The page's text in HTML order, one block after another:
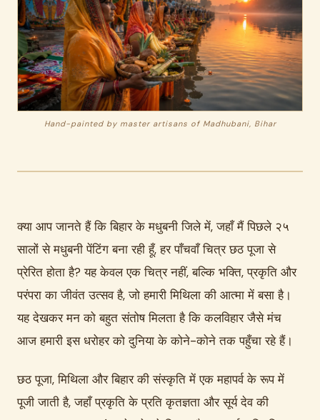
Hand-painted by master artisans of Madhubani, Bihar
क्या आप जानते हैं कि बिहार के मधुबनी जिले में, जहाँ मैं पिछले २५
सालों से मधुबनी पेंटिंग बना रही हूँ, हर पाँचवाँ चित्र छठ पूजा से
प्रेरित होता है? यह केवल एक चित्र नहीं, बल्कि भक्ति, प्रकृति और
परंपरा का जीवंत उत्सव है, जो हमारी मिथिला की आत्मा में बसा है।
यह देखकर मन को बहुत संतोष मिलता है कि कलविहार जैसे मंच
आज हमारी इस धरोहर को दुनिया के कोने-कोने तक पहुँचा रहे हैं।
छठ पूजा, मिथिला और बिहार की संस्कृति में एक महापर्व के रूप में
पूजी जाती है, जहाँ प्रकृति के प्रति कृतज्ञता और सूर्य देव की